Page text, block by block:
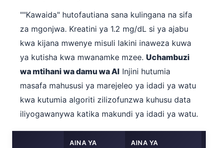
""Kawaida" hutofautiana sana kulingana na sifa
za mgonjwa. Kreatini ya 1.2 mg/dL si ya ajabu
kwa kijana mwenye misuli lakini inaweza kuwa
ya kutisha kwa mwanamke mzee. Uchambuzi
wa mtihani wa damu wa AI Injini hutumia
masafa mahususi ya marejeleo ya idadi ya watu
kwa kutumia algoriti zilizofunzwa kuhusu data
iliyogawanywa katika makundi ya idadi ya watu.
AINA YA
AINA YA